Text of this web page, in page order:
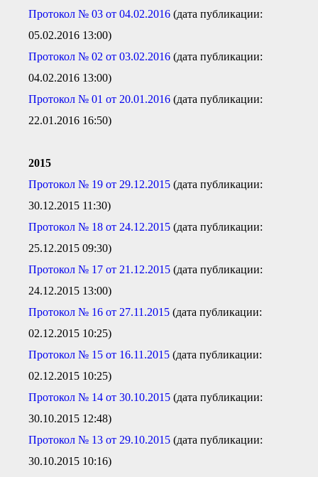
Протокол № 03 от 04.02.2016 (дата публикации:
05.02.2016 13:00)
Протокол № 02 от 03.02.2016 (дата публикации:
04.02.2016 13:00)
Протокол № 01 от 20.01.2016 (дата публикации:
22.01.2016 16:50)
2015
Протокол № 19 от 29.12.2015 (дата публикации:
30.12.2015 11:30)
Протокол № 18 от 24.12.2015 (дата публикации:
25.12.2015 09:30)
Протокол № 17 от 21.12.2015 (дата публикации:
24.12.2015 13:00)
Протокол № 16 от 27.11.2015 (дата публикации:
02.12.2015 10:25)
Протокол № 15 от 16.11.2015 (дата публикации:
02.12.2015 10:25)
Протокол № 14 от 30.10.2015 (дата публикации:
30.10.2015 12:48)
Протокол № 13 от 29.10.2015 (дата публикации:
30.10.2015 10:16)